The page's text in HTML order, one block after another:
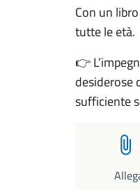
Con un
tutte le età.
👉
desiderose
sufficiente